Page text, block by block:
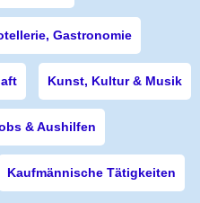
Gastronomie
Kunst, Kultur & Musik
& Aushilfen
Kaufmännische Tätigkeiten